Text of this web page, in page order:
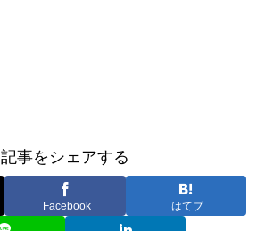
記事をシェアする
Facebook はてブ